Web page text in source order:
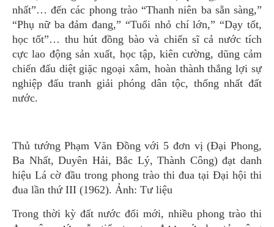
nhất”… đến các phong trào “Thanh niên ba sẵn sàng,”
“Phụ nữ ba đảm đang,” “Tuổi nhỏ chí lớn,” “Dạy tốt,
học tốt”… thu hút đồng bào và chiến sĩ cả nước tích
cực lao động sản xuất, học tập, kiên cường, dũng cảm
chiến đấu diệt giặc ngoại xâm, hoàn thành thắng lợi sự
nghiệp đấu tranh giải phóng dân tộc, thống nhất đất
nước.
Thủ tướng Phạm Văn Đồng với 5 đơn vị (Đại Phong,
Ba Nhất, Duyên Hải, Bắc Lý, Thành Công) đạt danh
hiệu Lá cờ đầu trong phong trào thi đua tại Đại hội thi
đua lần thứ III (1962). Ảnh: Tư liệu
Trong thời kỳ đất nước đổi mới, nhiều phong trào thi